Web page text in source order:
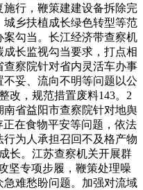
行，鞭策建建设备拆除完
乡扶植成长绿色转型等范
勾当。长江经济带查察机
长监视勾当要求，打点相
查察院针对省内灵活车办事
妥、流向不明等问题以公
改，规范措置废料143。2
省益阳市查察院针对地舆
在食物平安等问题，依法
为人承担召回不及格产物
长。江苏查察机关开展群
坚专项步履，鞭策处理噪
难愁盼问题。加强对流域